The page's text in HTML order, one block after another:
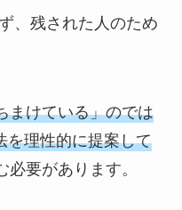
、残された人のため
まけている」のでは
を理性的に提案して
要があります。